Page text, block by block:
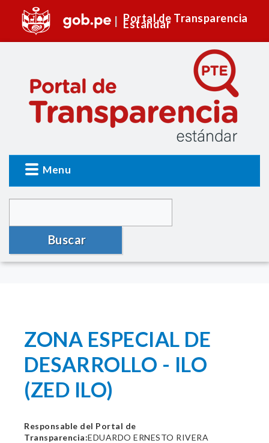
Portal de Transparencia
Estándar
Menu
Buscar
ZONA ESPECIAL DE
DESARROLLO - ILO
(ZED ILO)
Responsable del Portal de
Transparencia:EDUARDO ERNESTO RIVERA